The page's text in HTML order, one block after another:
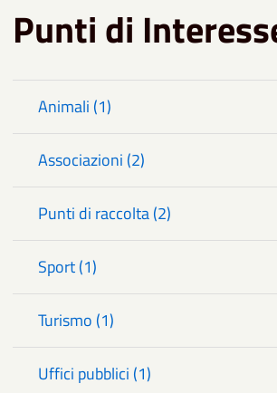
Punti di
Animali (1)
Associazioni (2)
Punti di raccolta (2)
Sport (1)
Turismo (1)
Uffici pubblici (1)